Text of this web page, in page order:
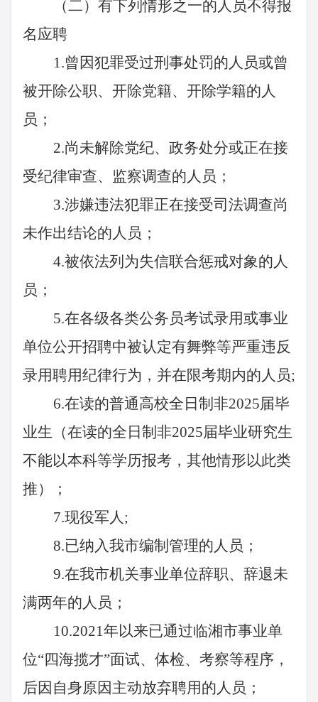
（二）有下列情形之一的人员不得报
名应聘
1.曾因犯罪受过刑事处罚的人员或曾
被开除公职、开除党籍、开除学籍的人
员；
2.尚未解除党纪、政务处分或正在接
受纪律审查、监察调查的人员；
3.涉嫌违法犯罪正在接受司法调查尚
未作出结论的人员；
4.被依法列为失信联合惩戒对象的人
员；
5.在各级各类公务员考试录用或事业
单位公开招聘中被认定有舞弊等严重违反
录用聘用纪律行为，并在限考期内的人员;
6.在读的普通高校全日制非2025届毕
业生（在读的全日制非2025届毕业研究生
不能以本科等学历报考，其他情形以此类
推）；
7.现役军人;
8.已纳入我市编制管理的人员；
9.在我市机关事业单位辞职、辞退未
满两年的人员；
10.2021年以来已通过临湘市事业单
位“四海揽才”面试、体检、考察等程序，
后因自身原因主动放弃聘用的人员；